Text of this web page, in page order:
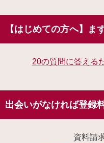
【はじめての方へ】ま
20の質問に答える
出会いがなければ登録
資料請